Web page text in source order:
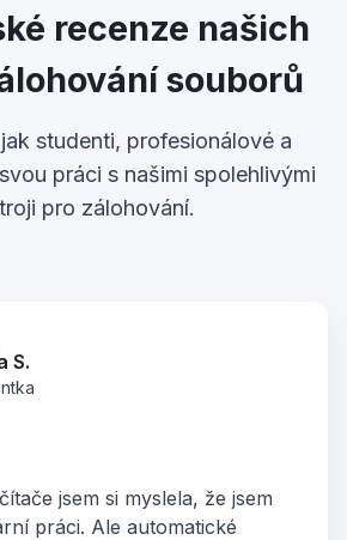
recenze našich
souborů
studenti, profesionálové a
práci s našimi spolehlivými
pro zálohování.
S.
jsem si myslela, že jsem
práci. Ale automatické